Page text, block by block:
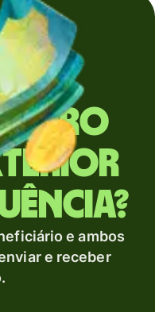
e ambos
e receber